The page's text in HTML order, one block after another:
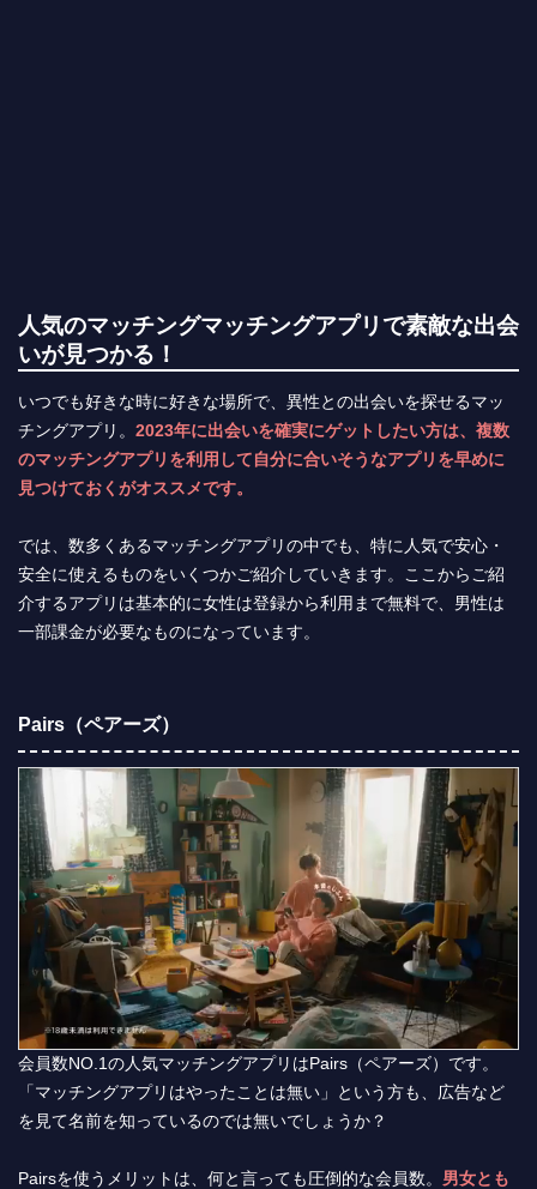
人気のマッチングマッチングアプリで素敵な出会
いが見つかる！
いつでも好きな時に好きな場所で、異性との出会いを探せるマッ
チングアプリ。 2023年に出会いを確実にゲットしたい方は、複数
のマッチングアプリを利用して自分に合いそうなアプリを早めに
見つけておくがオススメです。
では、数多くあるマッチングアプリの中でも、特に人気で安心・
安全に使えるものをいくつかご紹介していきます。ここからご紹
介するアプリは基本的に女性は登録から利用まで無料で、男性は
一部課金が必要なものになっています。
Pairs（ペアーズ）
会員数NO.1の人気マッチングアプリはPairs（ペアーズ）です。
「マッチングアプリはやったことは無い」という方も、広告など
を見て名前を知っているのでは無いでしょうか？
Pairsを使うメリットは、何と言っても圧倒的な会員数。 男女とも